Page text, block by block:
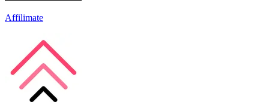
Affilimate